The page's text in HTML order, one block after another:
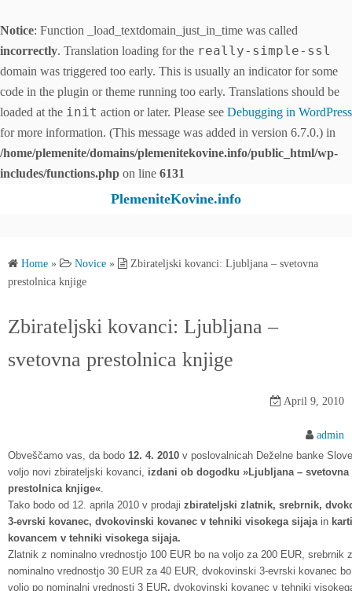
Notice: Function _load_textdomain_just_in_time was called
incorrectly. Translation loading for the really-simple-ssl
domain was triggered too early. This is usually an indicator for some
code in the plugin or theme running too early. Translations should be
loaded at the init action or later. Please see Debugging in WordPress
for more information. (This message was added in version 6.7.0.) in
/home/plemenite/domains/plemenitekovine.info/public_html/wp-
includes/functions.php on line 6131
PlemeniteKovine.info
Home » Novice »
Zbirateljski kovanci: Ljubljana – svetovna
prestolnica knjige
Zbirateljski kovanci: Ljubljana –
svetovna prestolnica knjige
April 9, 2010
admin
Obveščamo vas, da bodo 12. 4. 2010 v poslovalnicah Deželne banke
voljo novi zbirateljski kovanci, izdani ob dogodku »Ljubljana – svetovna
prestolnica knjige«.
Tako bodo od 12. aprila 2010 v prodaji zbirateljski zlatnik, srebrnik,
3-evrski kovanec, dvokovinski kovanec v tehniki visokega sijajain
kovancem v tehniki visokega sijaja.
Zlatnik z nominalno vrednostjo 100 EUR bo na voljo za 200 EUR, srebrnik z
nominalno vrednostjo 30 EUR za 40 EUR, dvokovinski 3-evrski kovanec
voljo po nominalni vrednosti 3 EUR, dvokovinski kovanec v tehniki